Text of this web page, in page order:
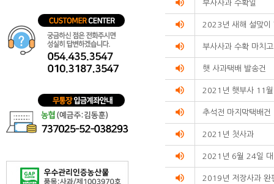
volume_up 부사사과 수확일
volume_up 2023년 새해 설맞이
volume_up 부사사과 수확 마치
volume_up 햇 사과택배 발송건
volume_up 2021년 햇부사 11
volume_up 추석전 마지막택배건
volume_up 2021년 첫사과
volume_up 2021년 6월 24일 대
volume_up 2019년 저장사과 완